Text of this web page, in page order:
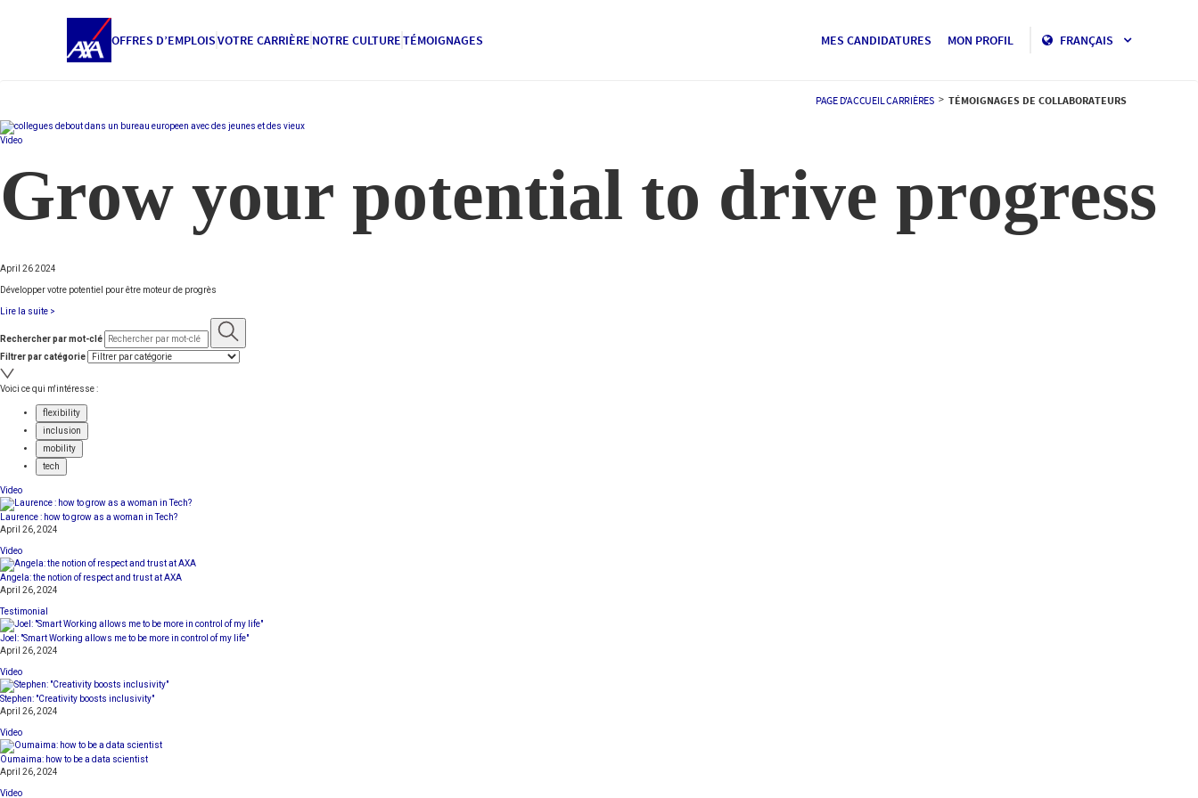
OFFRES D’EMPLOISVOTRE CARRIÈRE NOTRE CULTURETÉMOIGNAGES MES CANDIDATURES MON PROFIL FRANÇAIS
PAGE D'ACCUEIL CARRIÈRES > TÉMOIGNAGES DE COLLABORATEURS
Video
Grow your potential to drive progress
April 26 2024
Développer votre potentiel pour être moteur de progrès
Lire la suite >
Rechercher par mot-clé
Filtrer par catégorie
Voici ce qui m'intéresse :
flexibility
inclusion
mobility
tech
Video
Laurence : how to grow as a woman in Tech?
April 26, 2024
Video
Angela: the notion of respect and trust at AXA
April 26, 2024
Testimonial
Joel: "Smart Working allows me to be more in control of my life"
April 26, 2024
Video
Stephen: "Creativity boosts inclusivity"
April 26, 2024
Video
Oumaima: how to be a data scientist
April 26, 2024
Video